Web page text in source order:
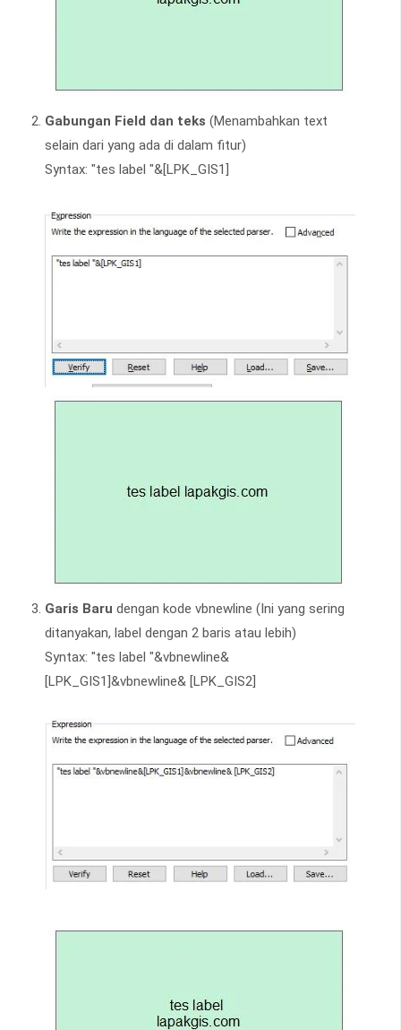
Gabungan Field dan teks (Menambahkan text
selain dari yang ada di dalam fitur)
Syntax: "tes label "&[LPK_GIS1]
Garis Baru dengan kode vbnewline (Ini yang sering
ditanyakan, label dengan 2 baris atau lebih)
Syntax: "tes label "&vbnewline&
[LPK_GIS1]&vbnewline& [LPK_GIS2]